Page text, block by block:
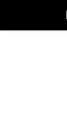
content